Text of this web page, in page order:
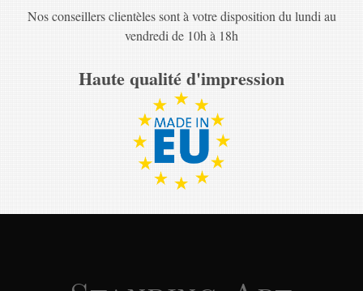
Nos conseillers clientèles sont à votre disposition du lundi au
vendredi de 10h à 18h
Haute qualité d'impression